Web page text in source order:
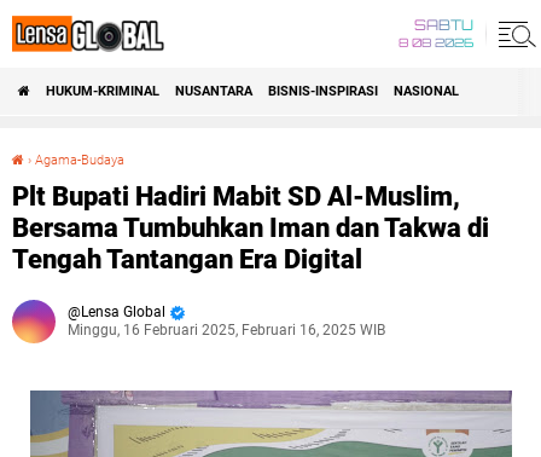
SABTU
8 08 2026
HUKUM-KRIMINAL NUSANTARA BISNIS-INSPIRASI NASIONAL
› Agama-Budaya
Plt Bupati Hadiri Mabit SD Al-Muslim,
Bersama Tumbuhkan Iman dan Takwa di
Tengah Tantangan Era Digital
Lensa Global
Minggu, 16 Februari 2025, Februari 16, 2025 WIB